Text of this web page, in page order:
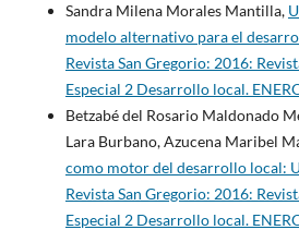
Sandra Milena Morales Mantilla,
modelo alternativo para el
Revista San Gregorio: 2016:
Especial 2 Desarrollo local.
Betzabé del Rosario Maldonado
Lara Burbano, Azucena Maribel
como motor del desarrollo local:
Revista San Gregorio: 2016:
Especial 2 Desarrollo local.